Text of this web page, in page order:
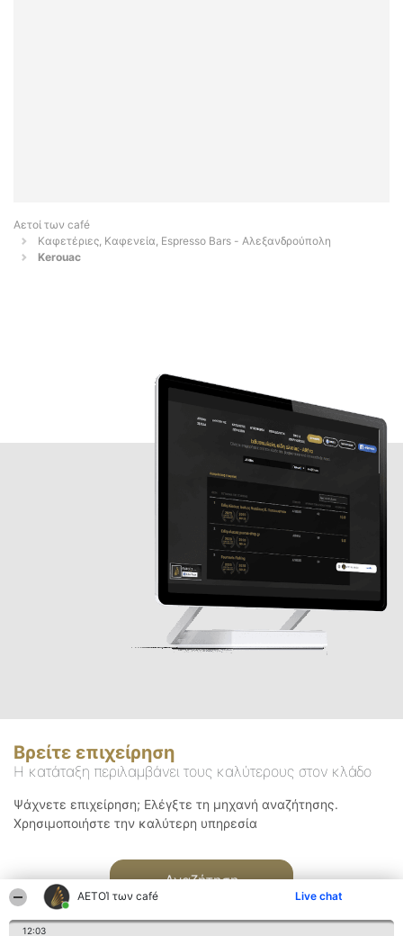
ΑΕΤΟΊ των café Live chat
12:03
Αετοί των café
Καφετέριες, Καφενεία, Espresso Bars - Αλεξανδρούπολη
Kerouac
Βρείτε επιχείρηση
Η κατάταξη περιλαμβάνει τους καλύτερους στον κλάδο
Ψάχνετε επιχείρηση; Ελέγξτε τη μηχανή αναζήτησης.
Χρησιμοποιήστε την καλύτερη υπηρεσία
Αναζήτηση